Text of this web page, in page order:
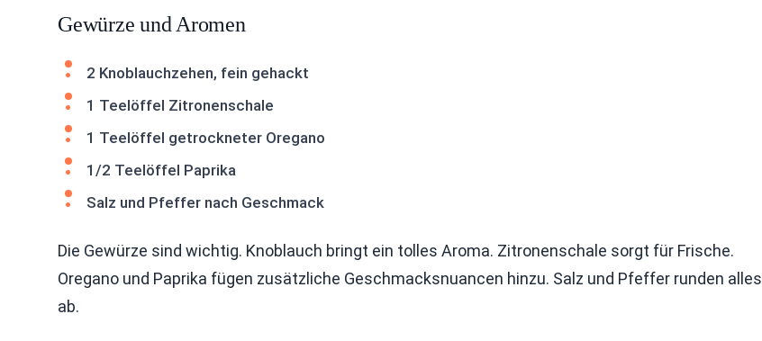
Gewürze und Aromen
2 Knoblauchzehen, fein gehackt
1 Teelöffel Zitronenschale
1 Teelöffel getrockneter Oregano
1/2 Teelöffel Paprika
Salz und Pfeffer nach Geschmack
Die Gewürze sind wichtig. Knoblauch bringt ein tolles Aroma. Zitronenschale sorgt für Frische.
Oregano und Paprika fügen zusätzliche Geschmacksnuancen hinzu. Salz und Pfeffer runden alles
ab.